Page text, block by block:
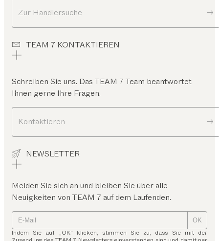
Zur Händlersuche
TEAM 7 KONTAKTIEREN
Schreiben Sie uns. Das TEAM 7 Team beantwortet
Ihnen gerne Ihre Fragen.
Kontaktieren
NEWSLETTER
Melden Sie sich an und bleiben Sie über alle
Neuigkeiten von TEAM 7 auf dem Laufenden.
OK
Indem Sie auf „OK“ klicken, stimmen Sie zu, dass Sie mit der